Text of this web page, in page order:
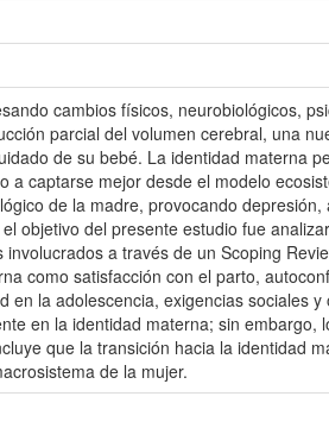
cambios físicos, neurobiológicos,
parcial del volumen cerebral, una
de su bebé. La identidad materna
captarse mejor desde el modelo
de la madre, provocando
objetivo del presente estudio fue
a través de un Scoping
como satisfacción con el parto,
la adolescencia, exigencias sociales
en la identidad materna; sin embargo,
que la transición hacia la identidad
de la mujer.